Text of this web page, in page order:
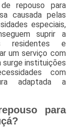
repouso para
causada pelas
especiais,
suprir a
residentes e
um serviço com
surge instituições
com
adaptada a
para